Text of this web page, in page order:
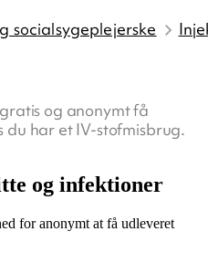
socialsygeplejerske
og anonymt få
du har et IV-stofmisbrug.
og infektioner
for anonymt at få udleveret